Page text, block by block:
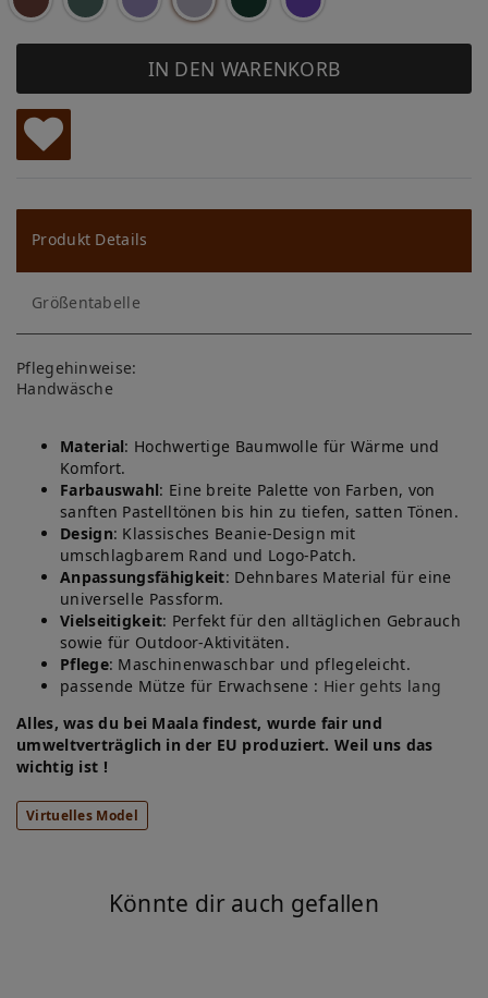
IN DEN WARENKORB
W
u
ns
ch
lis
te
Produkt Details
Größentabelle
Pflegehinweise:
Handwäsche
Material: Hochwertige Baumwolle für Wärme und
Komfort.
Farbauswahl: Eine breite Palette von Farben, von
sanften Pastelltönen bis hin zu tiefen, satten Tönen.
Design: Klassisches Beanie-Design mit
umschlagbarem Rand und Logo-Patch.
Anpassungsfähigkeit: Dehnbares Material für eine
universelle Passform.
Vielseitigkeit: Perfekt für den alltäglichen Gebrauch
sowie für Outdoor-Aktivitäten.
Pflege: Maschinenwaschbar und pflegeleicht.
passende Mütze für Erwachsene : Hier gehts lang
Alles, was du bei Maala findest, wurde fair und
umweltverträglich in der EU produziert. Weil uns das
wichtig ist !
Virtuelles Model
Könnte dir auch gefallen